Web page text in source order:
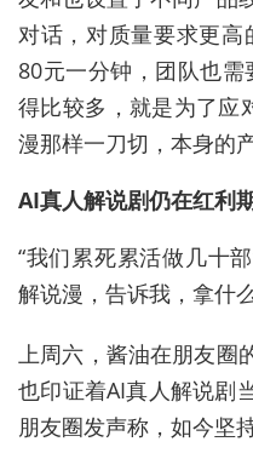
对话，对质量要求更
80元一分钟，团队也
得比较多，就是为了应
漫那样一刀切，本身的
AI真人解说剧仍在红利
“我们累死累活做几十
解说漫，告诉我，拿什
上周六，酱油在朋友圈
也印证着AI真人解说剧
朋友圈发声称，如今坚